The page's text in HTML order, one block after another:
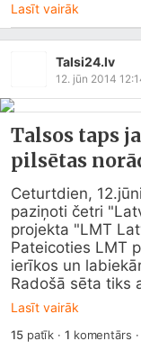
Lasīt vairāk
Talsi24.lv
12. jūn 2014
Talsos taps
pilsētas
Ceturtdien,
paziņoti četri
projekta "LMT
Pateicoties LMT
ierīkos un
Radošā sēta tiks
Lasīt vairāk
15patīk · 1 komentārs ·